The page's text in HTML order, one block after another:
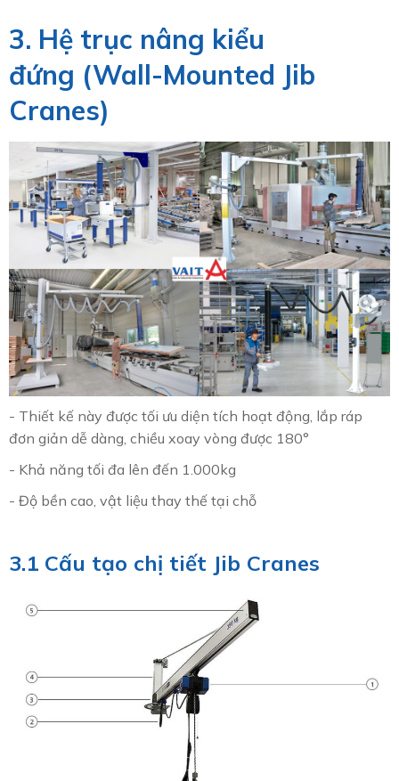
3. Hệ trục nâng kiểu
đứng (Wall-Mounted Jib
Cranes)
- Thiết kế này được tối ưu diện tích hoạt động, lắp ráp
đơn giản dễ dàng, chiều xoay vòng được 180°
- Khả năng tối đa lên đến 1.000kg
- Độ bền cao, vật liệu thay thế tại chỗ
3.1 Cấu tạo chị tiết Jib Cranes